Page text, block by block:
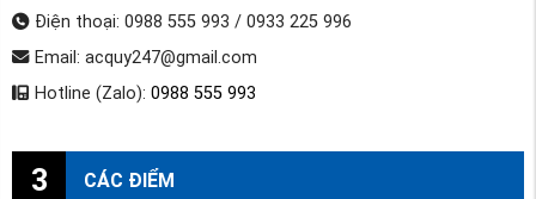
Điện thoại: 0988 555 993 / 0933 225 996
Email: acquy247@gmail.com
Hotline (Zalo): 0988 555 993
3 CÁC ĐIỂM